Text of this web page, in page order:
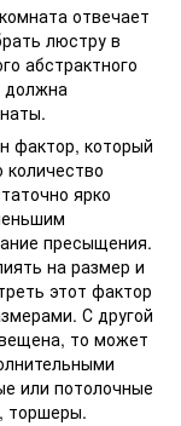
отвечает
люстру в
абстрактного
должна
фактор, который
ярко
пресыщения.
на размер и
этот фактор
С другой
то может
или потолочные
торшеры.